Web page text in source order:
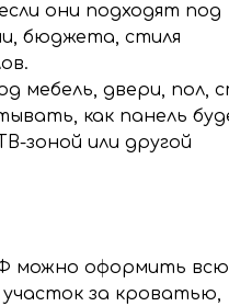
они подходят под
бюджета, стиля
мебель, двери, пол,
как панель
зоной или другой
можно оформить всю
за кроватью,